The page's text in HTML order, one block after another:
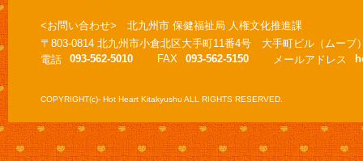
<お問い合わせ> 北九州市 保健福祉局 人権文化推進課
〒803-0814 北九州市小倉北区大手町11番4号 大手町ビル（ムーブ
電話
093-562-5010 FAX 093-562-5150 メールアドレス
COPYRIGHT(c)- Hot Heart Kitakyushu ALL RIGHTS RESERVED.